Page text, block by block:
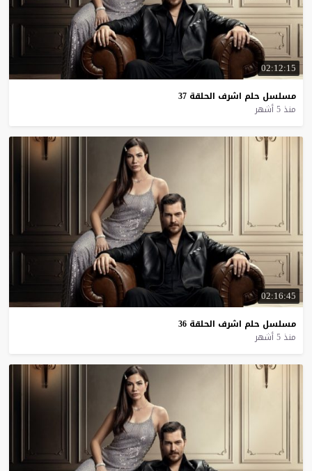
02:12:15
مسلسل حلم اشرف الحلقة 37
منذ 5 أشهر
02:16:45
مسلسل حلم اشرف الحلقة 36
منذ 5 أشهر